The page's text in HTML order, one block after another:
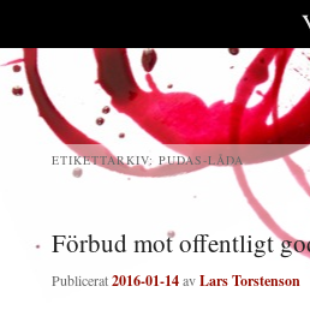
ETIKETTARKIV: PUDAS-LÅDA
Förbud mot offentligt
Publicerat2016-01-14avLars Torstenson